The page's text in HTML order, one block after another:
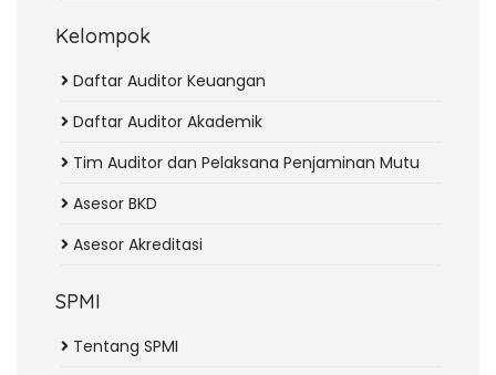
Kelompok
Daftar Auditor Keuangan
Daftar Auditor Akademik
Tim Auditor dan Pelaksana Penjaminan Mutu
Asesor BKD
Asesor Akreditasi
SPMI
Tentang SPMI